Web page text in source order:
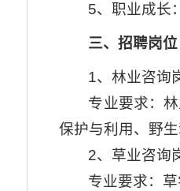
5、职业成长
三、招聘岗位
1、林业咨询
专业要求：
保护与利用、野
2、草业咨询
专业要求：